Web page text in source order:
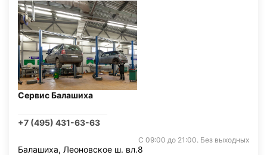
Сервис Балашиха
+7 (495) 431-63-63
С 09:00 до 21:00. Без выходных
Балашиха, Леоновское ш. вл.8